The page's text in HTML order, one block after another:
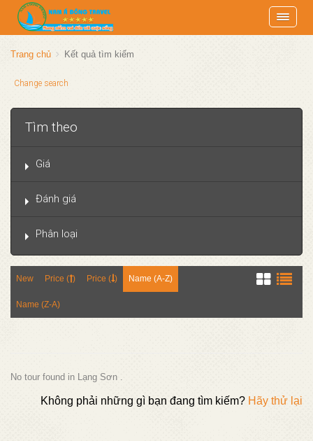
Trang chủ Kết quả tìm kiếm
Change search
Tìm theo
Giá
Đánh giá
Phân loại
New Price ( ) Price ( ) Name (A-Z)
Name (Z-A)
No tour found in Lạng Sơn .
Không phải những gì bạn đang tìm kiếm? Hãy thử lại